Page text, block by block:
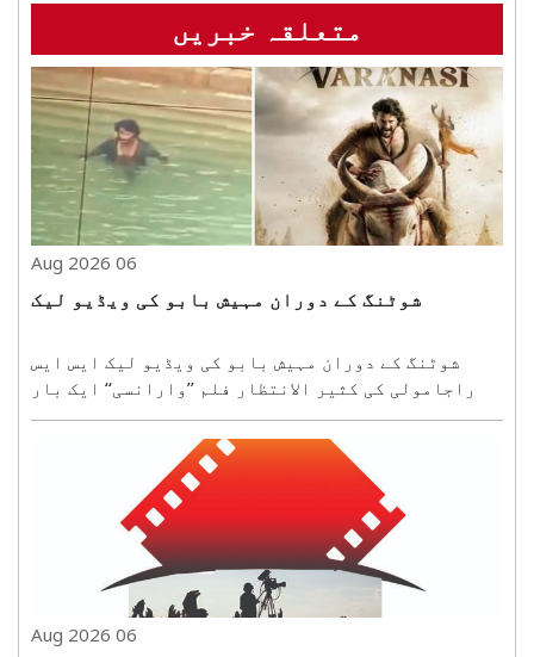
متعلقہ خبریں
06 Aug 2026
شوٹنگ کے دوران مہیش بابو کی ویڈیو لیک
شوٹنگ کے دوران مہیش بابو کی ویڈیو لیک ایس ایس
راجامولی کی کثیر الانتظار فلم ’’وارانسی‘‘ ایک بار
پھر شوٹنگ سے متعلق لیک ہونے والی ویڈیو کے باعث
خبروں میں ہے۔ حیدرآباد میں جاری فلم کی شوٹنگ کے
دوران مہیش بابو کی ایک مبینہ ویڈیو سوشل میڈیا پر
06 Aug 2026